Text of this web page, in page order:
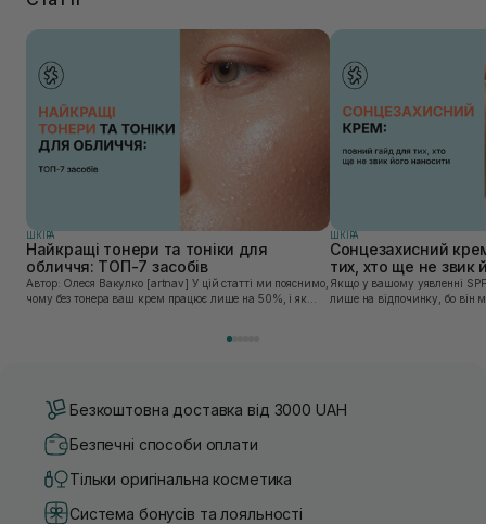
ШКIРА
Найкращі тонери та тоніки для
обличчя: ТОП-7 засобів
Автор: Олеся Вакулко [artnav] У цій статті ми пояснимо,
чому без тонера ваш крем працює лише на 50%, і як
ШКIРА
Сонцезахисний
тих, хто ще не звик
Якщо у вашому уявленні
лише на відпочинку, бо він
Безкоштовна доставка від 3000 UAH
Безпечні способи оплати
Тільки оригінальна косметика
Система бонусів та лояльності